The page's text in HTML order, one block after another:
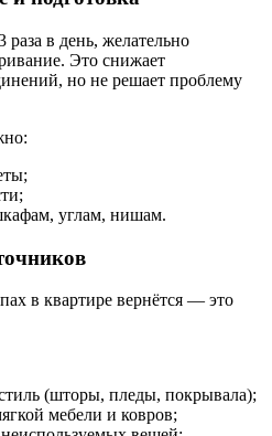
в день, желательно
Это снижает
но не решает проблему
углам, нишам.
в квартире вернётся — это
(шторы, пледы, покрывала);
мебели и ковров;